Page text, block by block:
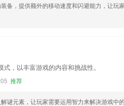
装备，提供额外的移动速度和闪避能力，让玩
，以丰富游戏的内容和挑战性。
推荐
解谜元素，让玩家需要运用智力来解决游戏中